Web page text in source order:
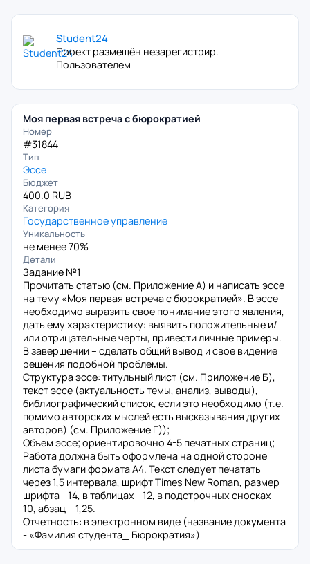
Student24
Проект размещён незарегистрир.
Пользователем
Моя первая встреча с бюрократией
Номер
#31844
Тип
Эссе
Бюджет
400.0 RUB
Категория
Государственное управление
Уникальность
не менее 70%
Детали
Задание №1
Прочитать статью (см. Приложение А) и написать эссе
на тему «Моя первая встреча с бюрократией». В эссе
необходимо выразить свое понимание этого явления,
дать ему характеристику: выявить положительные и/
или отрицательные черты, привести личные примеры.
В завершении – сделать общий вывод и свое видение
решения подобной проблемы.
Структура эссе: титульный лист (см. Приложение Б),
текст эссе (актуальность темы, анализ, выводы),
библиографический список, если это необходимо (т.е.
помимо авторских мыслей есть высказывания других
авторов) (см. Приложение Г));
Объем эссе; ориентировочно 4-5 печатных страниц;
Работа должна быть оформлена на одной стороне
листа бумаги формата А4. Текст следует печатать
через 1,5 интервала, шрифт Times New Roman, размер
шрифта - 14, в таблицах - 12, в подстрочных сносках –
10, абзац – 1,25.
Отчетность: в электронном виде (название документа
- «Фамилия студента_ Бюрократия»)